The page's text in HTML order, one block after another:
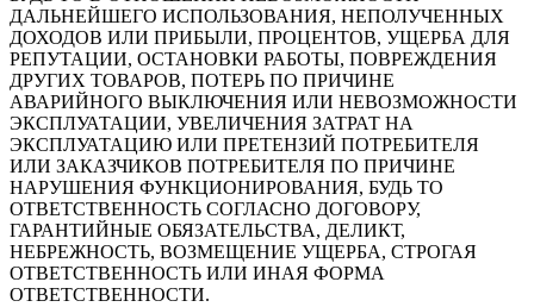
ДАЛЬНЕЙШЕГО ИСПОЛЬЗОВАНИЯ, НЕПОЛУЧЕННЫХ
ДОХОДОВ ИЛИ ПРИБЫЛИ, ПРОЦЕНТОВ, УЩЕРБА ДЛЯ
РЕПУТАЦИИ, ОСТАНОВКИ РАБОТЫ, ПОВРЕЖДЕНИЯ
ДРУГИХ ТОВАРОВ, ПОТЕРЬ ПО ПРИЧИНЕ
АВАРИЙНОГО ВЫКЛЮЧЕНИЯ ИЛИ НЕВОЗМОЖНОСТИ
ЭКСПЛУАТАЦИИ, УВЕЛИЧЕНИЯ ЗАТРАТ НА
ЭКСПЛУАТАЦИЮ ИЛИ ПРЕТЕНЗИЙ ПОТРЕБИТЕЛЯ
ИЛИ ЗАКАЗЧИКОВ ПОТРЕБИТЕЛЯ ПО ПРИЧИНЕ
НАРУШЕНИЯ ФУНКЦИОНИРОВАНИЯ, БУДЬ ТО
ОТВЕТСТВЕННОСТЬ СОГЛАСНО ДОГОВОРУ,
ГАРАНТИЙНЫЕ ОБЯЗАТЕЛЬСТВА, ДЕЛИКТ,
НЕБРЕЖНОСТЬ, ВОЗМЕЩЕНИЕ УЩЕРБА, СТРОГАЯ
ОТВЕТСТВЕННОСТЬ ИЛИ ИНАЯ ФОРМА
ОТВЕТСТВЕННОСТИ.